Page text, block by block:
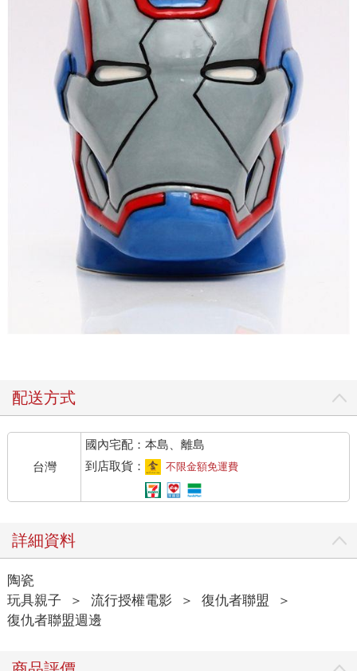
配送方式
台灣
國內宅配：本島、離島
到店取貨：
不限金額免運費
詳細資料
陶瓷
玩具親子
＞ 流行授權電影 ＞ 復仇者聯盟
＞
復仇者聯盟週邊